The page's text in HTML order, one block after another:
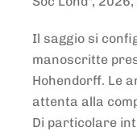
Il saggio si
manoscritte
Hohendorff. Le
attenta alla
Di particolare